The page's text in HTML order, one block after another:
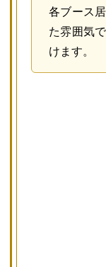
各ブース
た雰囲気
けます。